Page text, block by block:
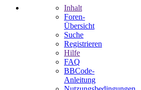
Inhalt
Foren-
Übersicht
Suche
Registrieren
Hilfe
FAQ
BBCode-
Anleitung